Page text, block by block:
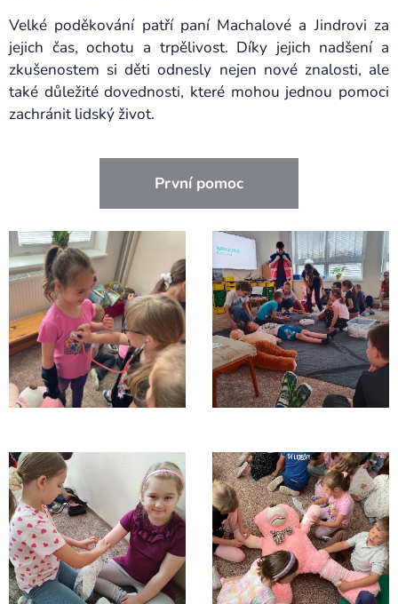
Velké poděkování patří paní Machalové a Jindrovi za
jejich čas, ochotu a trpělivost. Díky jejich nadšení a
zkušenostem si děti odnesly nejen nové znalosti, ale
také důležité dovednosti, které mohou jednou pomoci
zachránit lidský život.
První pomoc